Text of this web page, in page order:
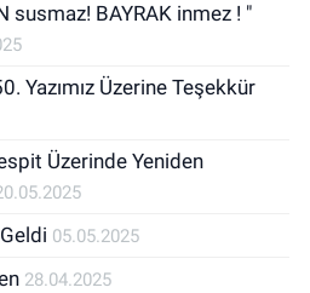
susmaz! BAYRAK inmez ! "
Yazımız Üzerine Teşekkür
Üzerinde Yeniden
05.05.2025
28.04.2025